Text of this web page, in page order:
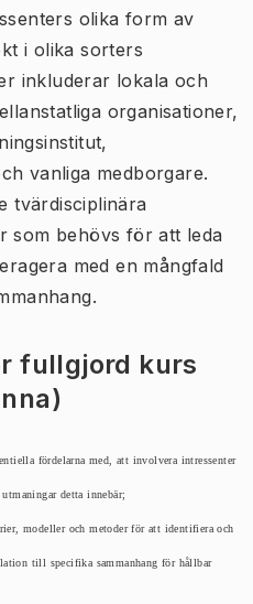
olika form av
i olika sorters
inkluderar lokala och
organisationer,
vanliga medborgare.
tvärdisciplinära
som behövs för att leda
med en mångfald
fullgjord kurs
fördelarna med, att involvera intressenter
detta innebär;
modeller och metoder för att identifiera och
till specifika sammanhang för hållbar